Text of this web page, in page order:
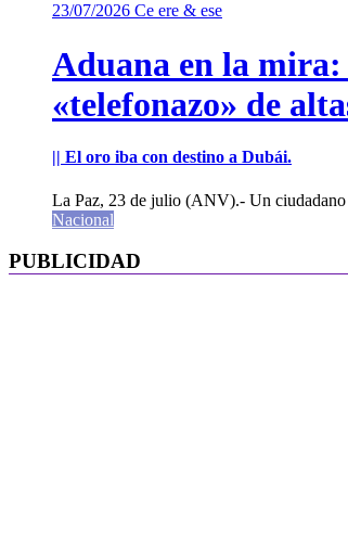
23/07/2026 Ce ere & ese
Aduana en la mira:
«telefonazo» de
|| El oro iba con destino a Dubái.
La Paz, 23 de julio (ANV).- Un
Nacional
PUBLICIDAD